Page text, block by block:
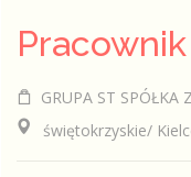
GRUPA ST SPÓŁKA Z
świętokrzyskie/